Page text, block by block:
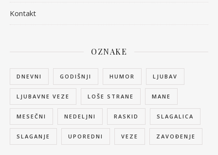
Kontakt
OZNAKE
DNEVNI GODIŠNJI HUMOR LJUBAV
LJUBAVNE VEZE LOŠE STRANE MANE
MESEČNI NEDELJNI RASKID SLAGALICA
SLAGANJE UPOREDNI VEZE ZAVOĐENJE